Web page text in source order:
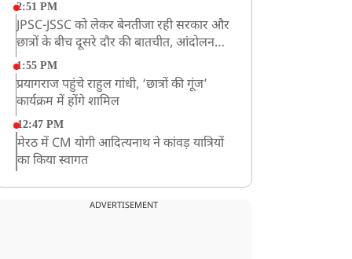
2:51 PM
JPSC-JSSC को लेकर बेनतीजा रही सरकार और
छात्रों के बीच दूसरे दौर की बातचीत, आंदोलन
तेज
1:55 PM
प्रयागराज पहुंचे राहुल गांधी, ‘छात्रों की गूंज’
कार्यक्रम में होंगे शामिल
12:47 PM
मेरठ में CM योगी आदित्यनाथ ने कांवड़ यात्रियों
का किया स्वागत
असम बाढ़: 13 जिलों में 15 लाख से ज्यादा लोग
ADVERTISEMENT